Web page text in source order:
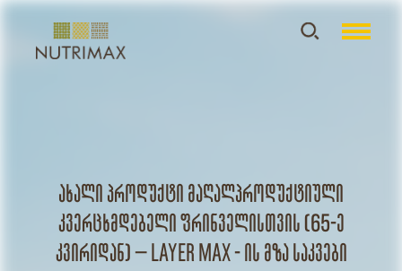
ახალი პროდუქტი მაღალპროდუქტიული
კვერცხმდებელი ფრინველისთვის (65-ე
კვირიდან) – layer Max - ის მზა საკვები